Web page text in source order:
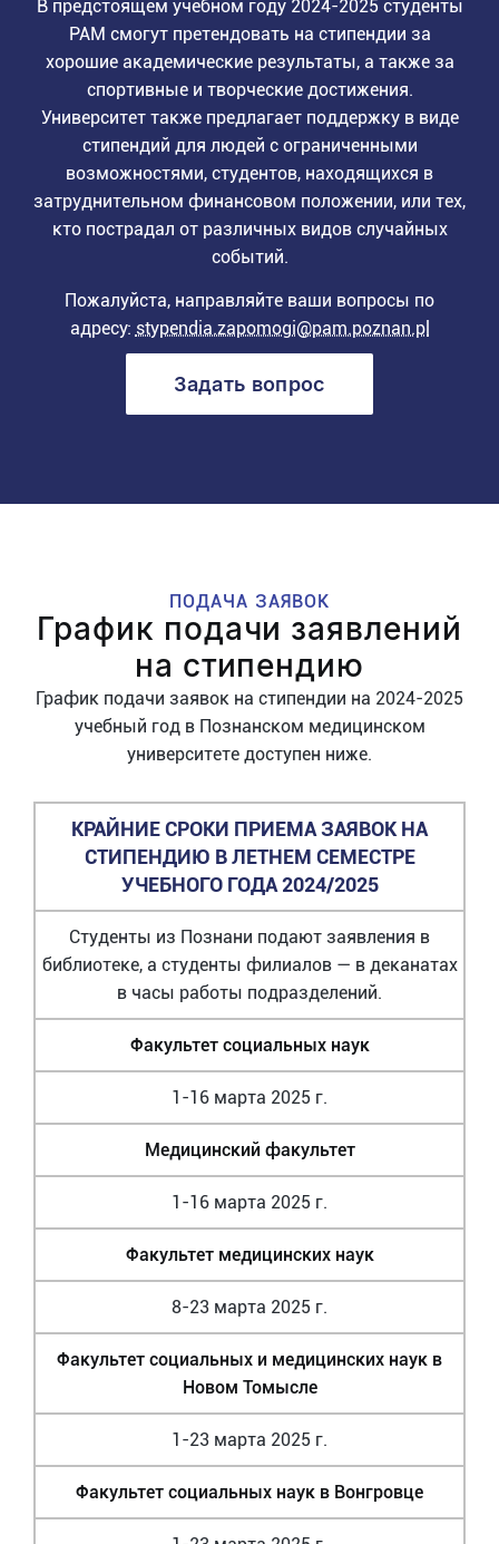
В предстоящем учебном году 2024-2025 студенты
PAM смогут претендовать на стипендии за
хорошие академические результаты, а также за
спортивные и творческие достижения.
Университет также предлагает поддержку в виде
стипендий для людей с ограниченными
возможностями, студентов, находящихся в
затруднительном финансовом положении, или тех,
кто пострадал от различных видов случайных
событий.
Пожалуйста, направляйте ваши вопросы по
адресу: stypendia.zapomogi@pam.poznan.pl
Задать вопрос
ПОДАЧА ЗАЯВОК
График подачи заявлений
на стипендию
График подачи заявок на стипендии на 2024-2025
учебный год в Познанском медицинском
университете доступен ниже.
КРАЙНИЕ СРОКИ ПРИЕМА ЗАЯВОК НА
СТИПЕНДИЮ В ЛЕТНЕМ СЕМЕСТРЕ
УЧЕБНОГО ГОДА 2024/2025
Студенты из Познани подают заявления в
библиотеке, а студенты филиалов — в деканатах
в часы работы подразделений.
Факультет социальных наук
1-16 марта 2025 г.
Медицинский факультет
1-16 марта 2025 г.
Факультет медицинских наук
8-23 марта 2025 г.
Факультет социальных и медицинских наук в
Новом Томысле
1-23 марта 2025 г.
Факультет социальных наук в Вонгровце